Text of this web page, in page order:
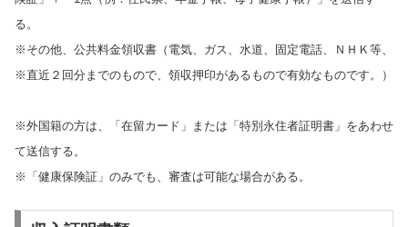
る。
※その他、公共料金領収書（電気、ガス、水道、固定電話、ＮＨＫ等、
※直近２回分までのもので、領収押印があるもので有効なものです。）
※外国籍の方は、「在留カード」または「特別永住者証明書」をあわせ
て送信する。
※「健康保険証」のみでも、審査は可能な場合がある。